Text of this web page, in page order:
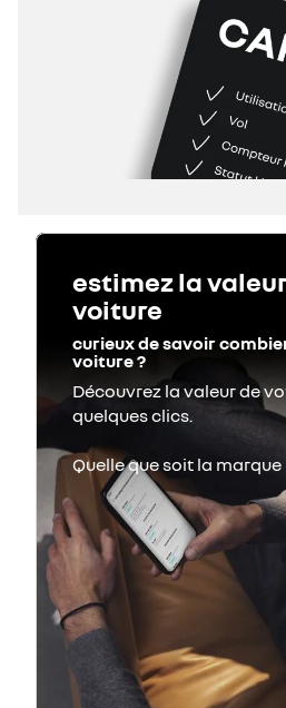
estimez la
voiture
curieux de savoir
voiture ?
Découvrez la valeur de